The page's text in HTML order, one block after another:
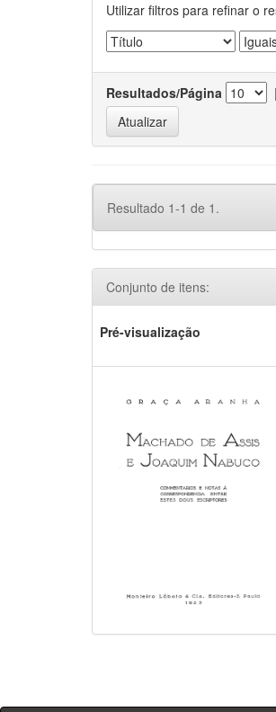
Utilizar filtros para refinar o
Resultados/Página |
Resultado 1-1 de 1.
Conjunto de itens:
Pré-visualização